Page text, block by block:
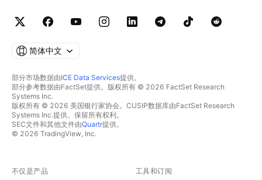
简体中文
部分市场数据由ICE Data Services提供。
部分参考数据由FactSet提供。版权所有 © 2026 FactSet Research
Systems Inc.
版权所有 © 2026 美国银行家协会。CUSIP数据库由FactSet Research
Systems Inc.提供。保留所有权利。
SEC文件和其他文件由Quartr提供。
© 2026 TradingView, Inc.
不仅是产品 工具和订阅